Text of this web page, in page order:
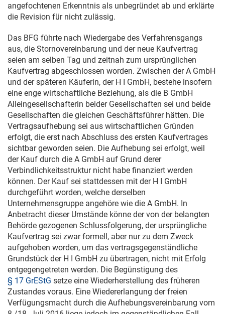
angefochtenen Erkenntnis als unbegründet ab und erklärte
die Revision für nicht zulässig.
Das BFG führte nach Wiedergabe des Verfahrensgangs
aus, die Stornovereinbarung und der neue Kaufvertrag
seien am selben Tag und zeitnah zum ursprünglichen
Kaufvertrag abgeschlossen worden. Zwischen der A GmbH
und der späteren Käuferin, der H I GmbH, bestehe insofern
eine enge wirtschaftliche Beziehung, als die B GmbH
Alleingesellschafterin beider Gesellschaften sei und beide
Gesellschaften die gleichen Geschäftsführer hätten. Die
Vertragsaufhebung sei aus wirtschaftlichen Gründen
erfolgt, die erst nach Abschluss des ersten Kaufvertrages
sichtbar geworden seien. Die Aufhebung sei erfolgt, weil
der Kauf durch die A GmbH auf Grund derer
Verbindlichkeitsstruktur nicht habe finanziert werden
können. Der Kauf sei stattdessen mit der H I GmbH
durchgeführt worden, welche derselben
Unternehmensgruppe angehöre wie die A GmbH. In
Anbetracht dieser Umstände könne der von der belangten
Behörde gezogenen Schlussfolgerung, der ursprüngliche
Kaufvertrag sei zwar formell, aber nur zu dem Zweck
aufgehoben worden, um das vertragsgegenständliche
Grundstück der H I GmbH zu übertragen, nicht mit Erfolg
entgegengetreten werden. Die Begünstigung des
§ 17 GrEStG setze eine Wiederherstellung des früheren
Zustandes voraus. Eine Wiedererlangung der freien
Verfügungsmacht durch die Aufhebungsvereinbarung vom